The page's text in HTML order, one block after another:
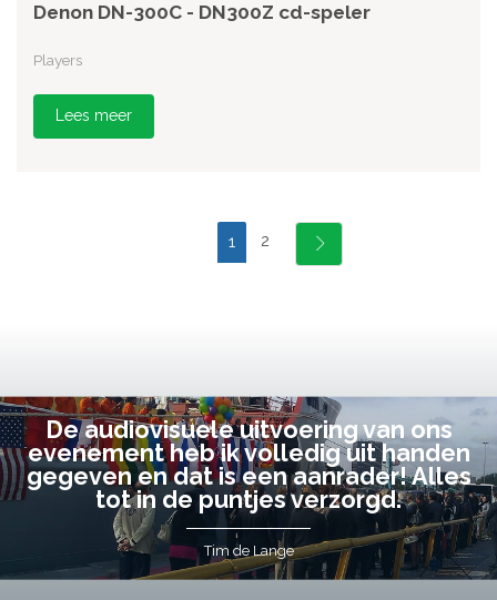
Denon DN-300C - DN300Z cd-speler
Players
Lees meer
1 2
De audiovisuele uitvoering van ons
evenement heb ik volledig uit handen
gegeven en dat is een aanrader! Alles
tot in de puntjes verzorgd.
Tim de Lange